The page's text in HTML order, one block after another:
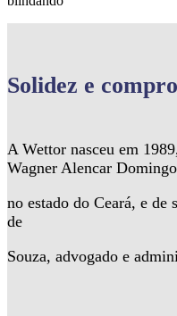
Solidez e
A Wettor nasceu em
Wagner Alencar
no estado do Ceará, e
de
Souza, advogado e